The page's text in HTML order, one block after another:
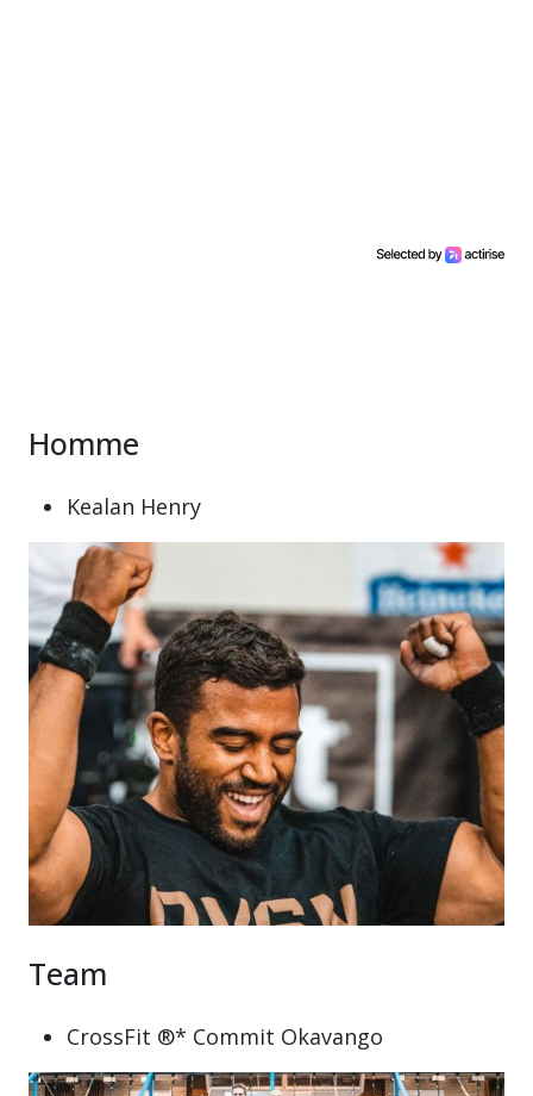
Homme
Kealan Henry
Team
CrossFit ®* Commit Okavango